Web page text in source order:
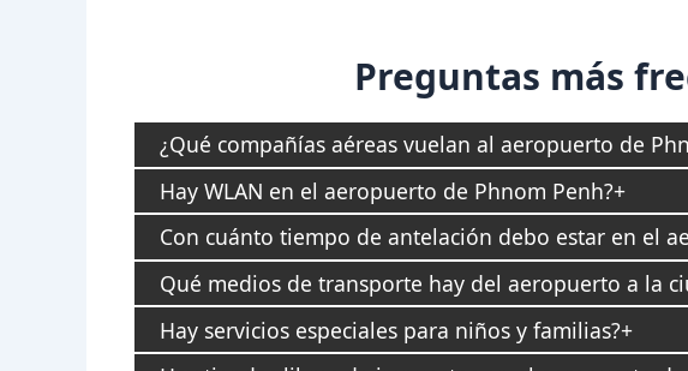
Preguntas más
¿Qué compañías aéreas vuelan al aeropuerto de
Hay WLAN en el aeropuerto de Phnom Penh?
Con cuánto tiempo de antelación debo estar en el
Qué medios de transporte hay del aeropuerto a la
Hay servicios especiales para niños y familias?